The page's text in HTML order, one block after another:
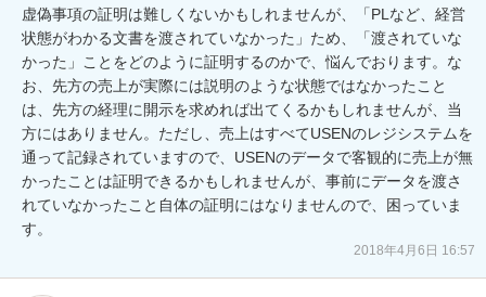
虚偽事項の証明は難しくないかもしれませんが、「PLなど、経営
状態がわかる文書を渡されていなかった」ため、「渡されていな
かった」ことをどのように証明するのかで、悩んでおります。な
お、先方の売上が実際には説明のような状態ではなかったこと
は、先方の経理に開示を求めれば出てくるかもしれませんが、当
方にはありません。ただし、売上はすべてUSENのレジシステムを
通って記録されていますので、USENのデータで客観的に売上が無
かったことは証明できるかもしれませんが、事前にデータを渡さ
れていなかったこと自体の証明にはなりませんので、困っていま
す。
2018年4月6日 16:57